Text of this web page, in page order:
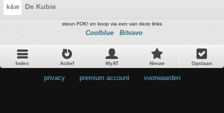
k&w De Kubie
steun FOK! en koop via een van deze links
Coolblue Bitvavo
Index Actief MyAT Nieuw Opslaan
privacy premium account voorwaarden